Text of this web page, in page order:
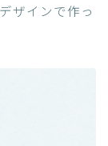
ザインで作っ